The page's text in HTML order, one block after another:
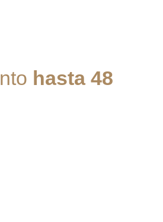
hasta 48